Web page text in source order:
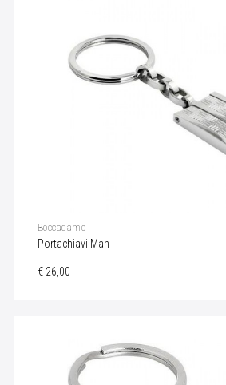
Boccadamo
Portachiavi Man
€ 26,00